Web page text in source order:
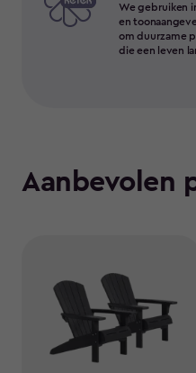
We gebruiken
en
om duurzame
die een leven
Aanbevolen